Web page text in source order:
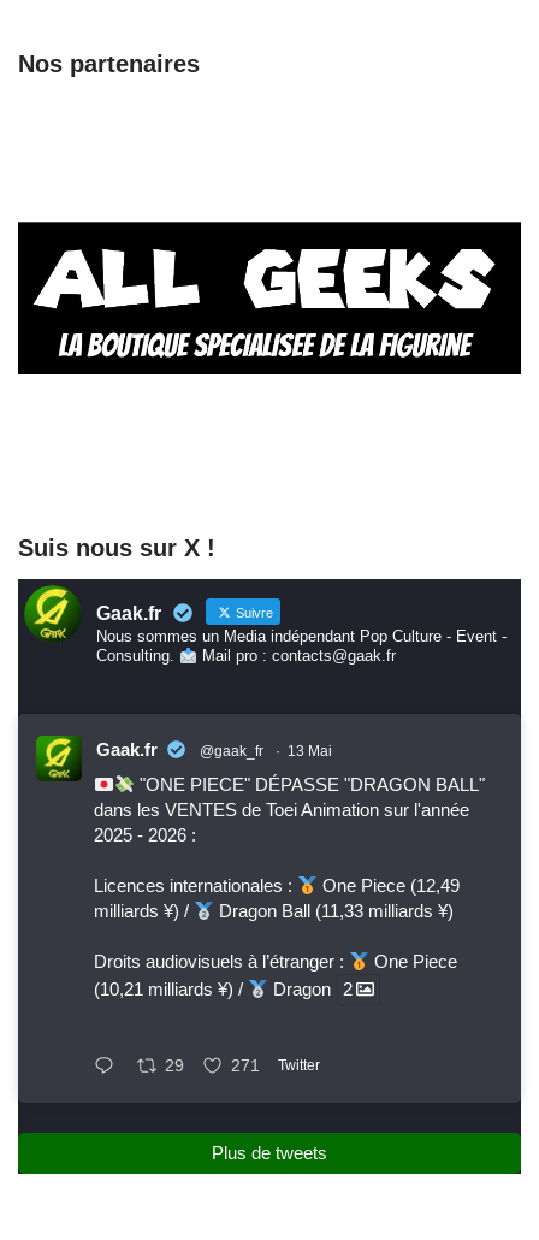
Nos partenaires
Suis nous sur X !
Gaak.fr Suivre
Nous sommes un Media indépendant Pop Culture - Event -
Consulting.
Mail pro : contacts@gaak.fr
Gaak.fr @gaak_fr · 13 Mai
"ONE PIECE" DÉPASSE "DRAGON BALL"
dans les VENTES de Toei Animation sur l'année
2025 - 2026 :
Licences internationales :
One Piece (12,49
milliards ¥) /
Dragon Ball (11,33 milliards ¥)
Droits audiovisuels à l’étranger :
One Piece
(10,21 milliards ¥) /
Dragon 2
29 271 Twitter
Plus de tweets